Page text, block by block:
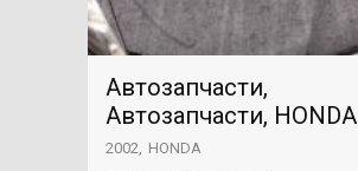
Автозапчасти,
Автозапчасти, HONDA
2002 HONDA